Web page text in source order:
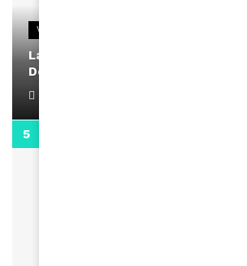
VIDEOS
La rubrique santé speciale
Docteur Makanda